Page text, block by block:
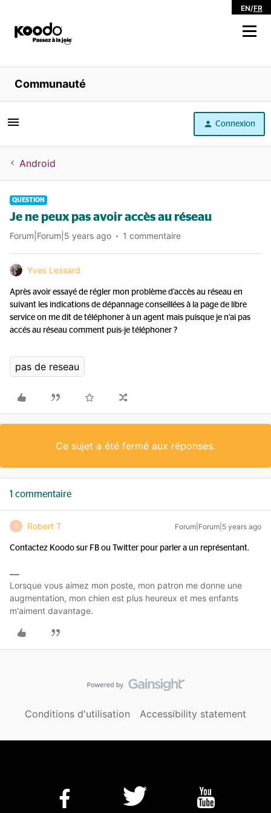
EN/FR
Magasiner
Libre service
Aide
Communauté
Connexion
Android
QUESTION
Je ne peux pas avoir accès au réseau
Forum|Forum|5 years ago 1 commentaire
Yves Lessard
Après avoir essayé de régler mon problème d’accès au réseau en
suivant les indications de dépannage conseillées à la page de libre
service on me dit de téléphoner à un agent mais puisque je n’ai pas
accés au réseau comment puis-je téléphoner ?
pas de reseau
Ce sujet a été fermé aux réponses.
1 commentaire
R Robert T Forum|Forum|5 years ago
Contactez Koodo sur FB ou Twitter pour parler a un représentant.
Lorsque vous aimez mon poste, mon patron me donne une
augmentation, mon chien est plus heureux et mes enfants
m'aiment davantage.
Conditions d'utilisation Accessibility statement